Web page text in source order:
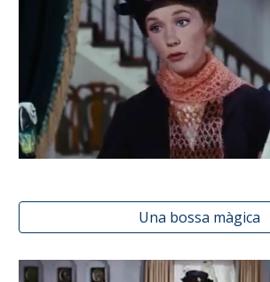
Una bossa màgica